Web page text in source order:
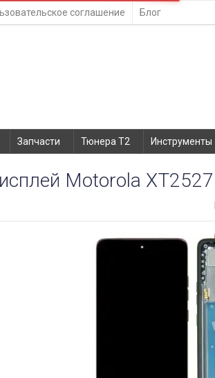
соглашение Блог
Запчасти Тюнера T2 Инструменты
Motorola